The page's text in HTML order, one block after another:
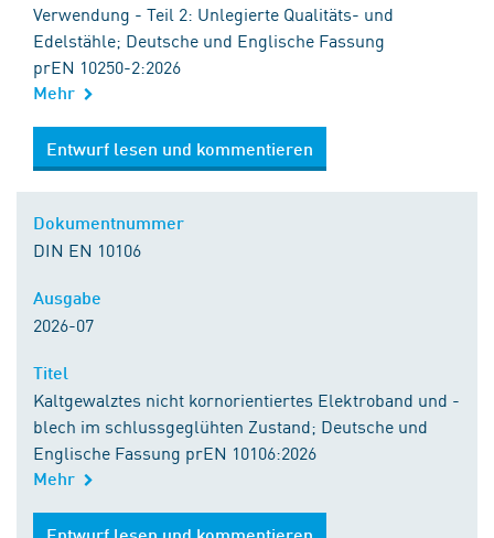
Verwendung - Teil 2: Unlegierte Qualitäts- und
Edelstähle; Deutsche und Englische Fassung
prEN 10250-2:2026
Mehr
Entwurf lesen und kommentieren
DIN EN 10106
2026-07
Kaltgewalztes nicht kornorientiertes Elektroband und -
blech im schlussgeglühten Zustand; Deutsche und
Englische Fassung prEN 10106:2026
Mehr